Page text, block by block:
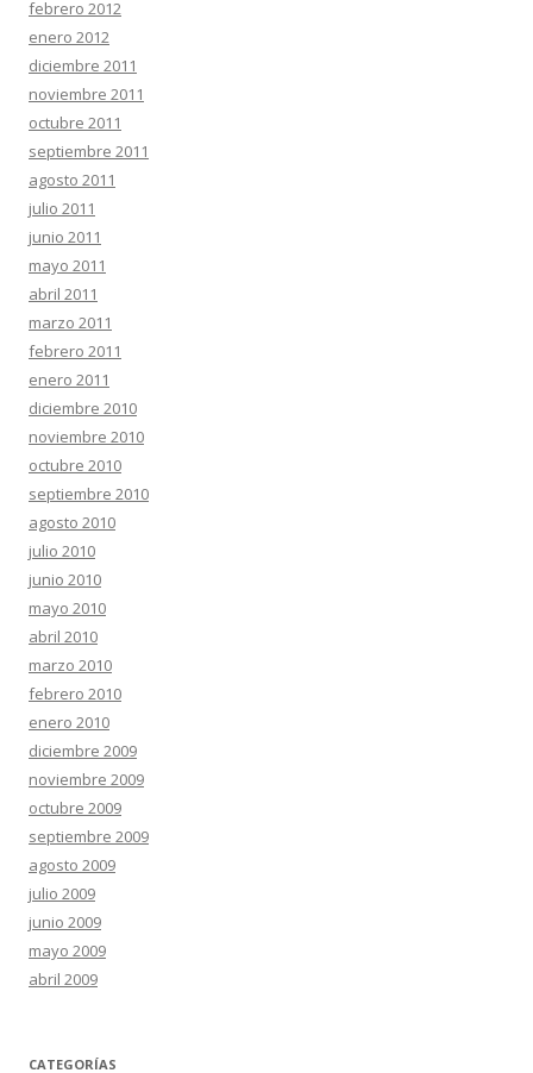
febrero 2012
enero 2012
diciembre 2011
noviembre 2011
octubre 2011
septiembre 2011
agosto 2011
julio 2011
junio 2011
mayo 2011
abril 2011
marzo 2011
febrero 2011
enero 2011
diciembre 2010
noviembre 2010
octubre 2010
septiembre 2010
agosto 2010
julio 2010
junio 2010
mayo 2010
abril 2010
marzo 2010
febrero 2010
enero 2010
diciembre 2009
noviembre 2009
octubre 2009
septiembre 2009
agosto 2009
julio 2009
junio 2009
mayo 2009
abril 2009
CATEGORÍAS